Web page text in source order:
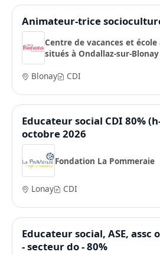
Animateur-trice
Centre de vacances et
situés à Ondallaz-sur-Blonay
Blonay
CDI
Educateur social CDI 80%
octobre 2026
Fondation La Pommeraie
Lonay CDI
Educateur social, ASE,
- secteur do - 80%